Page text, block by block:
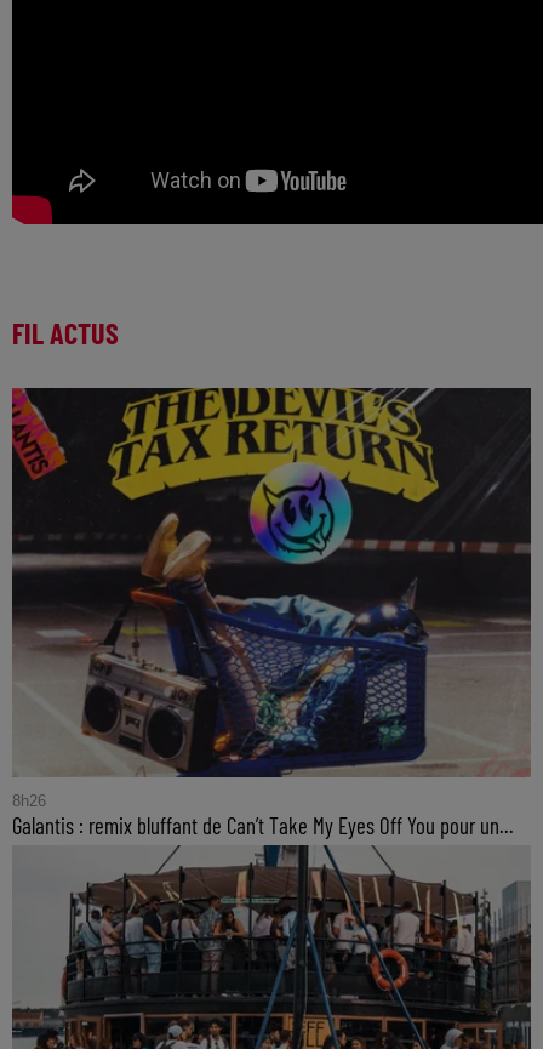
FIL ACTUS
8h26
Galantis : remix bluffant de Can’t Take My Eyes Off You pour un...